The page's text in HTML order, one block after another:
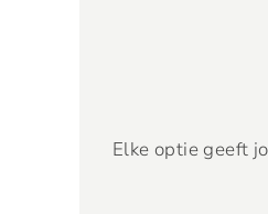
Elke optie geeft